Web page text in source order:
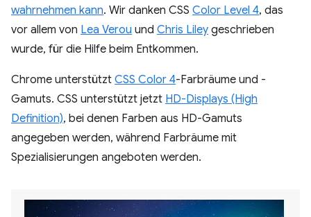
wahrnehmen kann. Wir danken CSS Color Level 4, das
vor allem von Lea Verou und Chris Liley geschrieben
wurde, für die Hilfe beim Entkommen.
Chrome unterstützt CSS Color 4-Farbräume und -
Gamuts. CSS unterstützt jetzt HD-Displays (High
Definition), bei denen Farben aus HD-Gamuts
angegeben werden, während Farbräume mit
Spezialisierungen angeboten werden.